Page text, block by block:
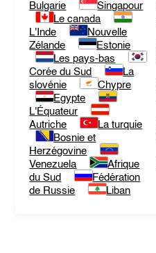
Bulgarie
Singapour
Le canada
L'Inde
Nouvelle
Zélande
Estonie
Les pays-bas
Corée du Sud
La
slovénie
Chypre
Egypte
L'Équateur
Autriche
La turquie
Bosnie et
Herzégovine
Venezuela
Afrique
du Sud
Fédération
de Russie
Liban